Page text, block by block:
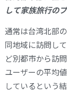
して家族旅行の
通常は台湾北部
同地域に訪問し
ど別都市から訪
ユーザーの平均
しているという